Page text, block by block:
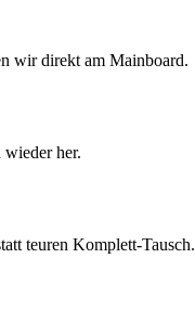
wir direkt am Mainboard.
her.
teuren Komplett-Tausch.